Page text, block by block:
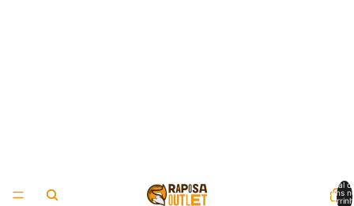
Total
itens